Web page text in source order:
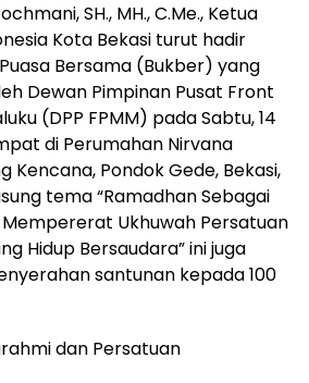
SH., MH., C.Me., Ketua
Kota Bekasi turut hadir
Bersama (Bukber) yang
Dewan Pimpinan Pusat Front
(DPP FPMM) pada Sabtu, 14
di Perumahan Nirvana
Kencana, Pondok Gede, Bekasi,
tema “Ramadhan Sebagai
Ukhuwah Persatuan
Hidup Bersaudara” ini juga
santunan kepada 100
dan Persatuan